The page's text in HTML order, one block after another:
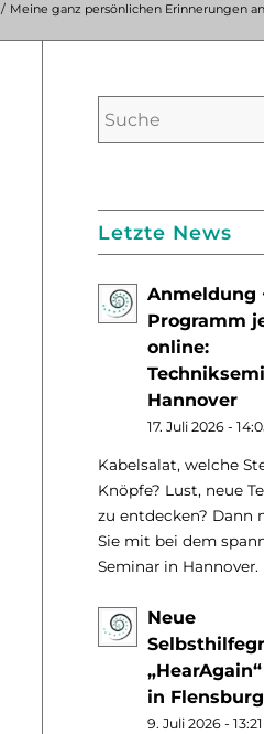
/ Meine ganz persönlichen Erinnerungen
Letzte News
Anmeldung
Programm
online:
Hannover
17. Juli 2026 -
Kabelsalat, welche
Knöpfe? Lust, neue
zu entdecken? Dann
Sie mit bei dem
Seminar in Hannover.
Neue
in Flensburg
9. Juli 2026 - 13:21